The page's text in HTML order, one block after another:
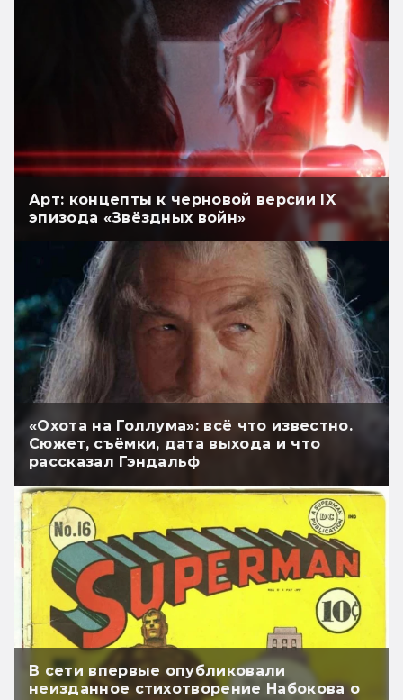
Арт: концепты к черновой версии IX
эпизода «Звёздных войн»
«Охота на Голлума»: всё что известно.
Сюжет, съёмки, дата выхода и что
рассказал Гэндальф
В сети впервые опубликовали
неизданное стихотворение Набокова о